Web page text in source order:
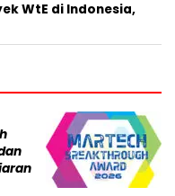
WtE di Indonesia,